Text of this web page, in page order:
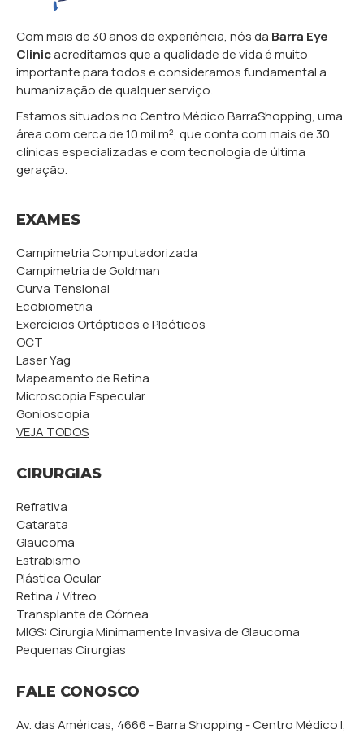
Com mais de 30 anos de experiência, nós da Barra Eye
Clinicacreditamos que a qualidade de vida é muito
importante para todos e consideramos fundamental a
humanização de qualquer serviço.
Estamos situados no Centro Médico BarraShopping, uma
área com cerca de 10 mil m², que conta com mais de 30
clínicas especializadas e com tecnologia de última
geração.
EXAMES
Campimetria Computadorizada
Campimetria de Goldman
Curva Tensional
Ecobiometria
Exercícios Ortópticos e Pleóticos
OCT
Laser Yag
Mapeamento de Retina
Microscopia Especular
Gonioscopia
VEJA TODOS
CIRURGIAS
Refrativa
Catarata
Glaucoma
Estrabismo
Plástica Ocular
Retina / Vítreo
Transplante de Córnea
MIGS: Cirurgia Minimamente Invasiva de Glaucoma
Pequenas Cirurgias
FALE CONOSCO
Av. das Américas, 4666 - Barra Shopping - Centro Médico I,